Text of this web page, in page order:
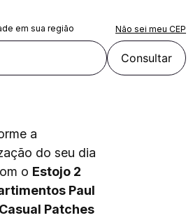
em sua região Não sei meu CEP
Consultar
a
do seu dia
o Estojo 2
Paul
Patches